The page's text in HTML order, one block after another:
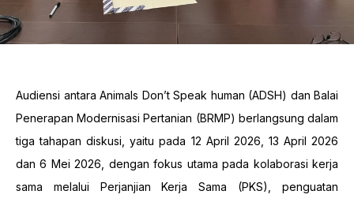
Audiensi antara Animals Don’t Speak human (ADSH) dan Balai
Penerapan Modernisasi Pertanian (BRMP) berlangsung dalam
tiga tahapan diskusi, yaitu pada 12 April 2026, 13 April 2026
dan 6 Mei 2026, dengan fokus utama pada kolaborasi kerja
sama melalui Perjanjian Kerja Sama (PKS), penguatan